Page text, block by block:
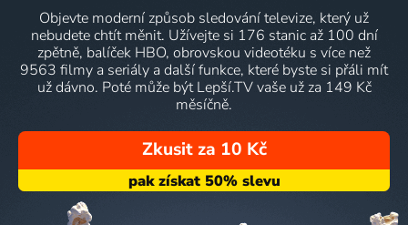
Objevte moderní způsob sledování televize, který už
nebudete chtít měnit. Užívejte si 176 stanic až 100 dní
zpětně, balíček HBO, obrovskou videotéku s více než
9563 filmy a seriály a další funkce, které byste si přáli mít
už dávno. Poté může být Lepší.TV vaše už za 149 Kč
měsíčně.
Zkusit za 10 Kč